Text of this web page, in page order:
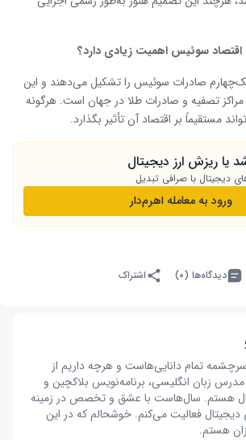
صادرات سوئیس را تشکیل می‌دهند و این
تصفیه و صادرات طلا در جهان است. هرگونه
مستقیماً بر اقتصاد آن تأثیر بگذارد.
دیجیتال با صرافی تبدیل
ورود به معامله‌ اهرم‌دار
دیدگاه‌ها (۰) اشتراک
تمام دانایی‌هاست و هرچه داریم از
زبان انگلیسی، برنامه‌نویس بلاکچین و
هستم. سال‌هاست با عشق و تخصص در زمینه
دیجیتال فعالیت می‌کنم. خوشحالم که در این
هستم.